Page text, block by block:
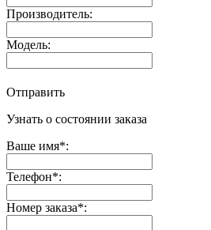
Производитель:
Модель:
Отправить
Узнать о состоянии заказа
Ваше имя*:
Телефон*:
Номер заказа*: